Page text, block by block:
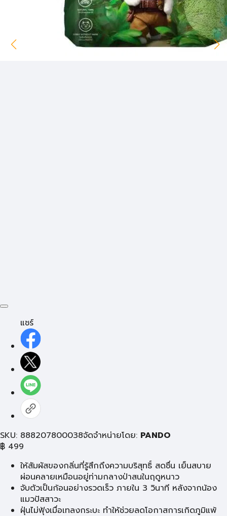
แชร์
SKU: 888207800038จัดจำหน่ายโดย: PANDO
฿ 499
ให้สัมผัสของกลิ่นที่รู้สึกถึงความบริสุทธิ์ สดชื่น เย็นสบาย
ผ่อนคลายเหมือนอยู่ท่ามกลางป่าสนในฤดูหนาว
จับตัวเป็นก้อนอย่างรวดเร็ว ภายใน 3 วินาที หลังจากน้อง
แมวปัสสาวะ
ฝุ่นไม่ฟุ้งเมื่อเทลงกระบะ ทำให้ช่วยลดโอกาสการเกิดภูมิแพ้